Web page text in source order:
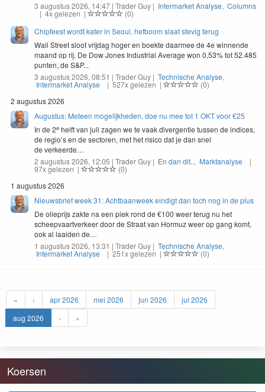
3 augustus 2026, 14:47 | Trader Guy | Intermarket Analyse, Columns
| 4x gelezen |
(0)
Chipfeest wordt kater in Seoul, hefboom slaat stevig terug
Wall Street sloot vrijdag hoger en boekte daarmee de 4e winnende
maand op rij. De Dow Jones Industrial Average won 0,53% tot 52.485
punten, de S&P...
3 augustus 2026, 08:51 | Trader Guy | Technische Analyse,
Intermarket Analyse | 527x gelezen |
(0)
2 augustus 2026
Augustus: Meteen mogelijkheden, doe nu mee tot 1 OKT voor €25
In de 2e helft van juli zagen we te vaak diver­gen­tie tussen de indices,
de regio’s en de sec­toren, met het risi­co dat je dan snel
de verkeerde…
2 augustus 2026, 12:05 | Trader Guy | En dan dit.., Marktanalyse |
97x gelezen |
(0)
1 augustus 2026
Nieuwsbrief week 31: Achtbaanweek eindigt dan toch nog in de plus
De oliepri­js zak­te na een piek rond de €100 weer terug nu het
scheep­vaartver­keer door de Straat van Hor­muz weer op gang komt,
ook al laaiden de…
1 augustus 2026, 13:31 | Trader Guy | Technische Analyse,
Intermarket Analyse | 251x gelezen | (0)
« ‹ apr 2026 mei 2026 jun 2026
jul 2026
aug 2026
› »
Koersen